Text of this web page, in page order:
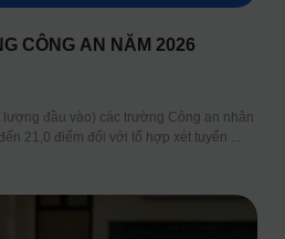
CÔNG AN NĂM 2026
đầu vào) các trường Công an nhân
21,0 điểm đối với tổ hợp xét tuyển